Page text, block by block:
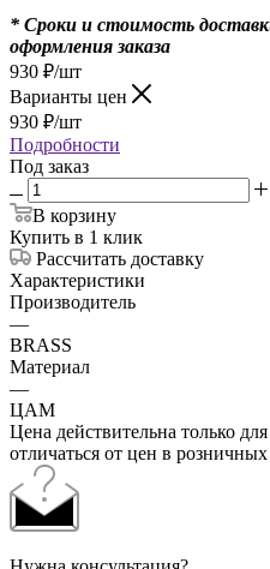
* Сроки и стоимость
оформления заказа
930 ₽/шт
Варианты цен
930 ₽/шт
Подробности
Под заказ
В корзину
Купить в 1 клик
Рассчитать доставку
Характеристики
Производитель
—
BRASS
Материал
—
ЦАМ
Цена действительна только
отличаться от цен в